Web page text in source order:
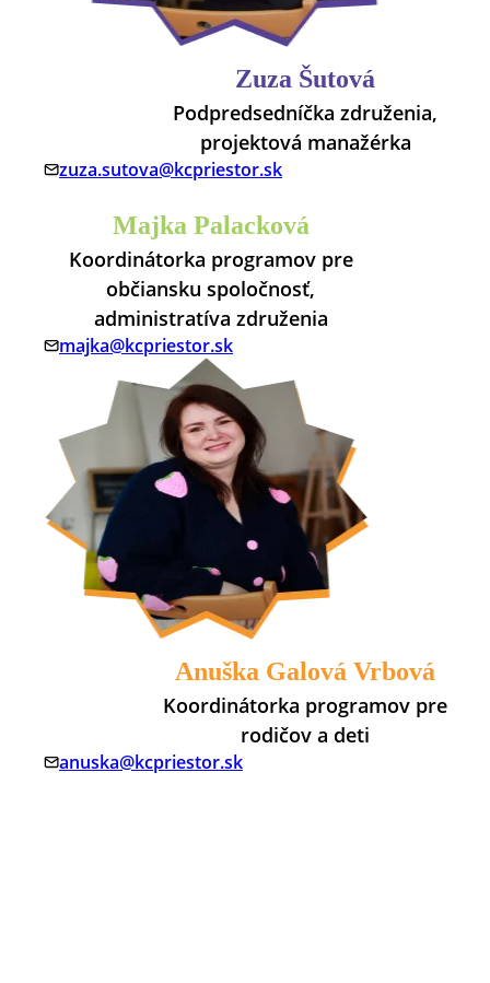
Zuza Šutová
Podpredsedníčka združenia,
projektová manažérka
zuza.sutova@kcpriestor.sk
Majka Palacková
Koordinátorka programov pre
občiansku spoločnosť,
administratíva združenia
majka@kcpriestor.sk
Anuška Galová Vrbová
Koordinátorka programov pre
rodičov a deti
anuska@kcpriestor.sk